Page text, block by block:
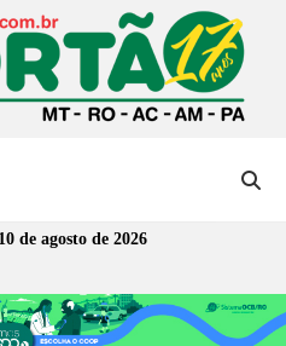
de agosto de 2026